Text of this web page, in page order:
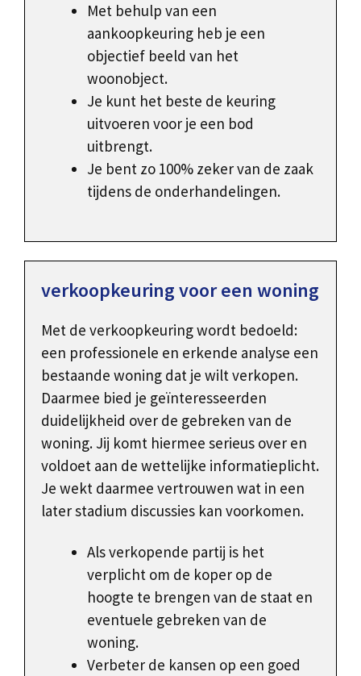
Met behulp van een
aankoopkeuring heb je een
objectief beeld van het
woonobject.
Je kunt het beste de keuring
uitvoeren voor je een bod
uitbrengt.
Je bent zo 100% zeker van de zaak
tijdens de onderhandelingen.
verkoopkeuring voor een woning
Met de verkoopkeuring wordt bedoeld:
een professionele en erkende analyse een
bestaande woning dat je wilt verkopen.
Daarmee bied je geïnteresseerden
duidelijkheid over de gebreken van de
woning. Jij komt hiermee serieus over en
voldoet aan de wettelijke informatieplicht.
Je wekt daarmee vertrouwen wat in een
later stadium discussies kan voorkomen.
Als verkopende partij is het
verplicht om de koper op de
hoogte te brengen van de staat en
eventuele gebreken van de
woning.
Verbeter de kansen op een goed